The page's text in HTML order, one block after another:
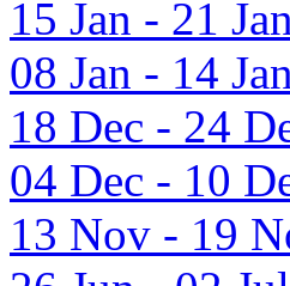
15 Jan - 21
08 Jan - 14
18 Dec - 24
04 Dec - 10
13 Nov - 19